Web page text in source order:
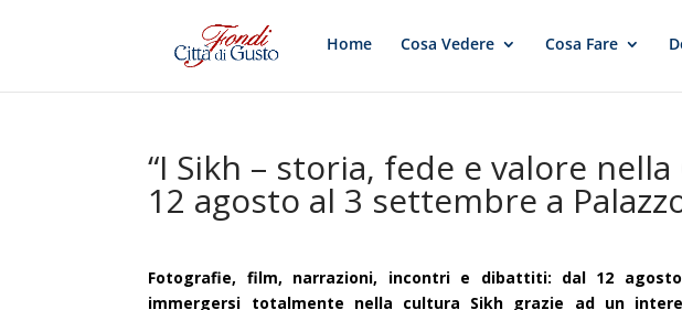
Home Cosa Vedere Cosa Fare
“I Sikh – storia, fede e valore
12 agosto al 3 settembre a
Fotografie, film, narrazioni, incontri e dibattiti: dal 12
immergersi totalmente nella cultura Sikh grazie ad un